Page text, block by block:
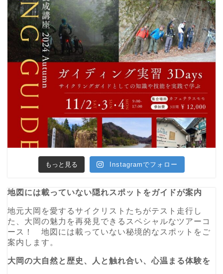
もっと見る Instagramでフォロー
地図には載っていない隠れスポットをガイドが案内
地元大岡を愛するサイクリストたちがテスト走行し
た、大岡の魅力を再発見できるスペシャルなツアーコ
ース！ 地図には載っていない秘境的なスポットをご
案内します。
大岡の大自然と歴史、人と触れ合い、心温まる体験を